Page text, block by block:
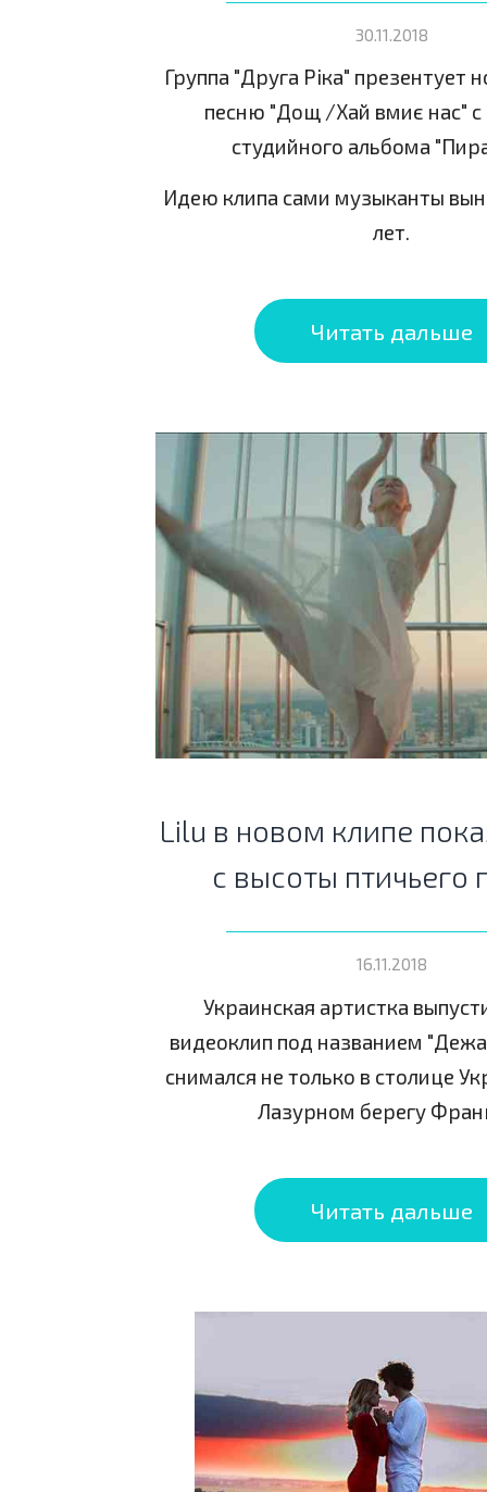
30.11.2018
Группа "Друга Ріка" презентует
песню "Дощ /Хай вмиє нас" с
студийного альбома
Идею клипа сами музыканты
лет.
Читать дальше
Lilu в новом клипе
с высоты птичьего
16.11.2018
Украинская артистка
видеоклип под названием
снимался не только в столице
Лазурном берегу
Читать дальше